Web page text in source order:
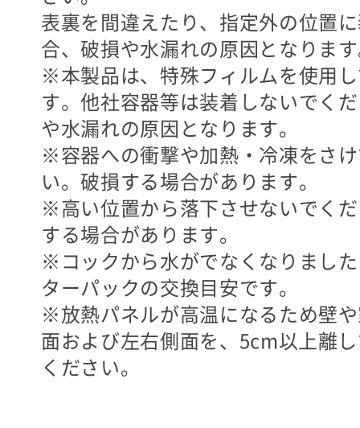
表裏を間違えたり、指定外の位置
合、破損や水漏れの原因となりま
※本製品は、特殊フィルムを使用
す。他社容器等は装着しないでく
や水漏れの原因となります。
※容器への衝撃や加熱・冷凍をさ
い。破損する場合があります。
※高い位置から落下させないでく
する場合があります。
※コックから水がでなくなりまし
ターパックの交換目安です。
※放熱パネルが高温になるため壁
面および左右側面を、5cm以上離
ください。